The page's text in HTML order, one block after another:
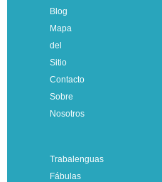
Blog
Mapa
del
Sitio
Contacto
Sobre
Nosotros
Trabalenguas
Fábulas